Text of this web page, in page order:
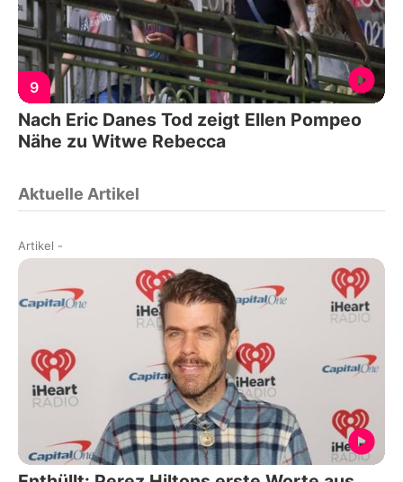
9
Nach Eric Danes Tod zeigt Ellen Pompeo
Nähe zu Witwe Rebecca
Aktuelle Artikel
Artikel -